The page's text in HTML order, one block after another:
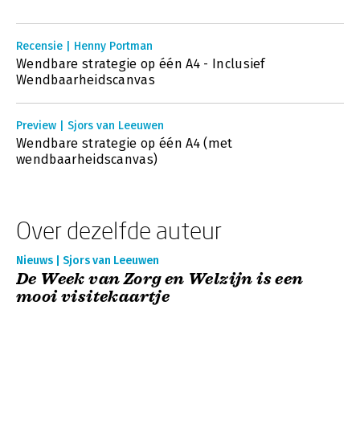
Recensie | Henny Portman
Wendbare strategie op één A4 - Inclusief
Wendbaarheidscanvas
Preview | Sjors van Leeuwen
Wendbare strategie op één A4 (met
wendbaarheidscanvas)
Over dezelfde auteur
Nieuws | Sjors van Leeuwen
De Week van Zorg en Welzijn is een
mooi visitekaartje